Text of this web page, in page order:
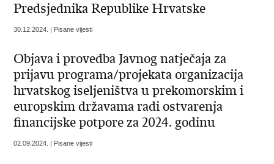
Predsjednika Republike Hrvatske
30.12.2024. | Pisane vijesti
Objava i provedba Javnog natječaja za
prijavu programa/projekata organizacija
hrvatskog iseljeništva u prekomorskim i
europskim državama radi ostvarenja
financijske potpore za 2024. godinu
02.09.2024. | Pisane vijesti